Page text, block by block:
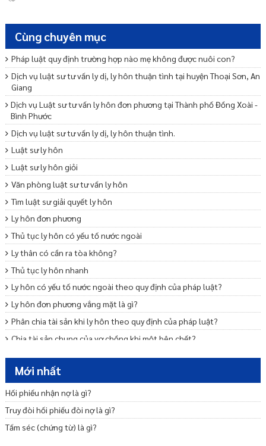
Cùng chuyên mục
Pháp luật quy định trường hợp nào mẹ không được nuôi con?
Dịch vụ luật sư tư vấn ly dị, ly hôn thuận tình tại huyện Thoại Sơn, An
Giang
Dịch vụ Luật sư tư vấn ly hôn đơn phương tại Thành phố Đồng Xoài -
Bình Phước
Dịch vụ luật sư tư vấn ly dị, ly hôn thuận tình.
Luật sư ly hôn
Luật sư ly hôn giỏi
Văn phòng luật sư tư vấn ly hôn
Tìm luật sư giải quyết ly hôn
Ly hôn đơn phương
Thủ tục ly hôn có yếu tố nước ngoài
Ly thân có cần ra tòa không?
Thủ tục ly hôn nhanh
Ly hôn có yếu tố nước ngoài theo quy định của pháp luật?
Ly hôn đơn phương vắng mặt là gì?
Phân chia tài sản khi ly hôn theo quy định của pháp luật?
Chia tài sản chung của vợ chồng khi một bên chết?
Trình tự, thủ tục ly hôn thuận tình
Ly hôn đơn phương cần những giấy tờ gì
Nộp đơn ly hôn bao lâu thì được giải quyết?
Mới nhất
Hối phiếu nhận nợ là gì?
Truy đòi hối phiếu đòi nợ là gì?
Tấm séc (chứng từ) là gì?